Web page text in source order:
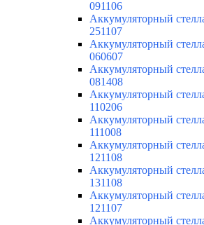
091106
Аккумуляторный
251107
Аккумуляторный
060607
Аккумуляторный
081408
Аккумуляторный
110206
Аккумуляторный
111008
Аккумуляторный
121108
Аккумуляторный
131108
Аккумуляторный
121107
Аккумуляторный